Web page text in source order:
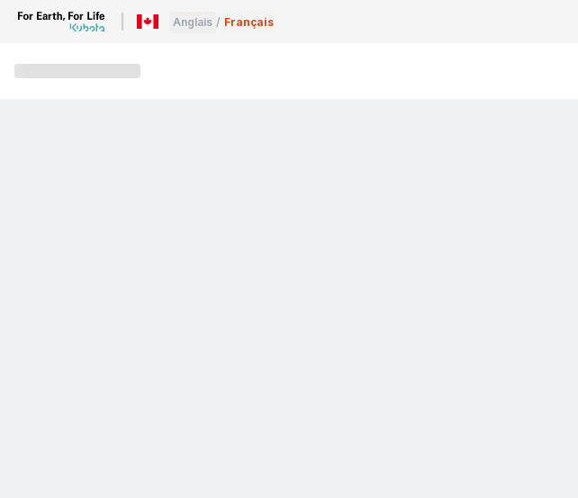
Anglais / Français